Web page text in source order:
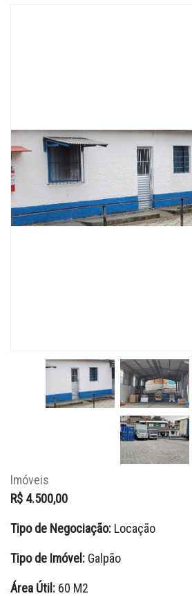
Fotos
Associe-se
Imprensa
Imóveis
R$ 4.500,00
Tipo de Negociação: Locação
Tipo de Imóvel: Galpão
Área Útil: 60 M2